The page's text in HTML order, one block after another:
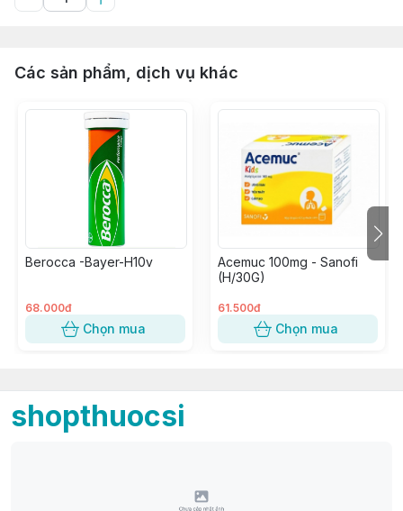
Các sản phẩm, dịch vụ khác
Berocca -Bayer-H10v
68.000đ
Chọn mua
Acemuc 100mg - Sanofi
(H/30G)
61.500đ
Chọn mua
shopthuocsi